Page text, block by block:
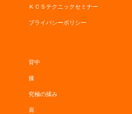
ＫＣＳテクニックセミナー
プライバシーポリシー
背中
膝
究極の揉み
肩